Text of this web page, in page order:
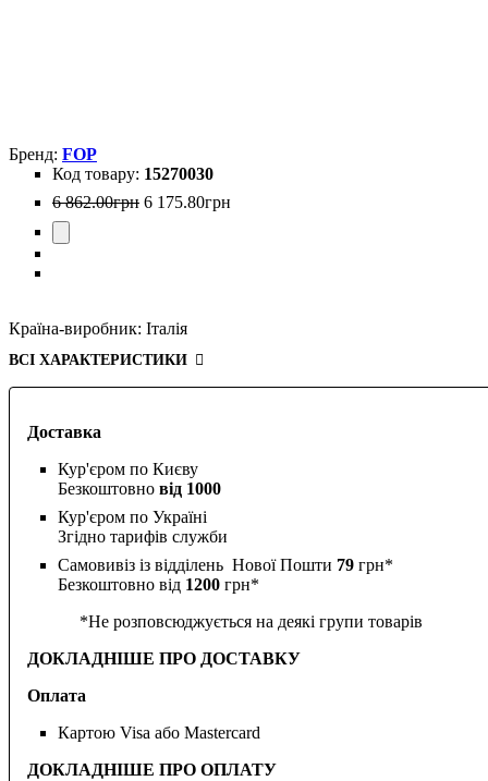
Доставка
Кур'єром по Києву
Безкоштовно від 1000
Кур'єром по Україні
Згідно тарифів служби
Самовивіз із відділень Нової Пошти 79 грн*
Безкоштовно від 1200 грн*
*Не розповсюджується на деякі групи товарів
ДОКЛАДНІШЕ ПРО ДОСТАВКУ
Оплата
Картою Visa або Mastercard
ДОКЛАДНІШЕ ПРО ОПЛАТУ
FOP
15270030
6 862.00грн 6 175.80грн
Країна-виробник: Італія
ВСІ ХАРАКТЕРИСТИКИ